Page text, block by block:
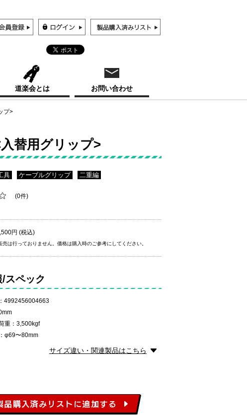
道楽会とは お問い合わせ
プ>
替用グリップ>
具 ケーブルグリップ 二重編
(0件)
円 (税込)
売は行っておりません。価格は購入時のご参考にしてください。
スペック
4992456004663
重：3,500kgf
φ69〜80mm
サイズ違い・関連製品はこちら